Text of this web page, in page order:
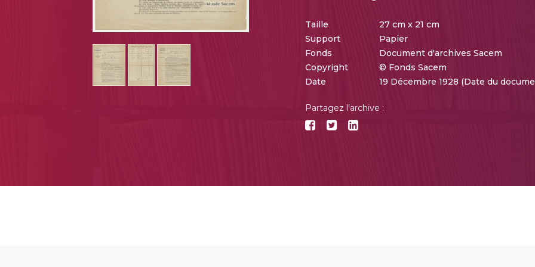
Taille
27 cm x 21 cm
Support
Papier
Fonds
Document d'archives Sacem
Copyright
© Fonds Sacem
Date
19 Décembre 1928 (Date du
Partagez l'archive :